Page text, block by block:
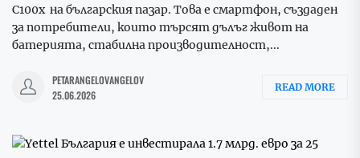
C100x на българския пазар. Това е смартфон, създаден
за потребители, които търсят дълъг живот на
батерията, стабилна производителност,...
PETARANGELOVANGELOV
25.06.2026
READ MORE